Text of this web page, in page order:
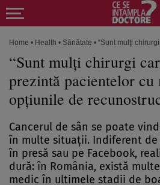
Home • Health • Sănătate • “Sunt mulţi
“Sunt mulţi chirurgi
prezintă pacientelor cu
opţiunile de
Cancerul de sân se poate
în multe situaţii. Indiferent
în presă sau pe Facebook,
dură: în România, există
medic în ultimele stadii de